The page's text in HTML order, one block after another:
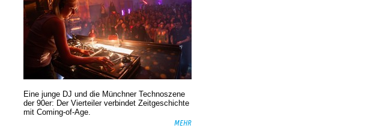
Eine junge DJ und die Münchner Technoszene
der 90er: Der Vierteiler verbindet Zeitgeschichte
mit Coming-of-Age.
MEHR